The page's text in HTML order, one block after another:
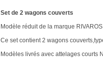
Set de 2 wagons couverts
Modèle réduit de la marque
Ce set contient 2 wagons
Modèles livrés avec attelages courts